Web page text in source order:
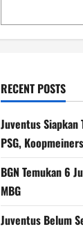
RECENT POSTS
Juventus Siapkan
PSG,
BGN Temukan 6
MBG
Juventus Belum